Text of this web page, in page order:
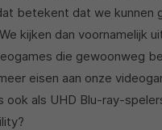
betekent dat we kunnen
kijken dan voornamelijk
die gewoonweg
eisen aan onze
als UHD Blu-ray-